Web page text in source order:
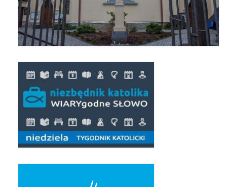
Pierwsza Komunia Święta – Grupa 1
Pierwsza Komunia Święta – Grupa 2
Pierwsza Komunia Święta – Grupa 3
Galerie 2020
Uroczystość Św. Jakuba Apostoła 2020
Wizytacja Kanoniczna 21.06.2020
Boże Ciało 2020
MIŁOSIERDZIA BOŻEGO